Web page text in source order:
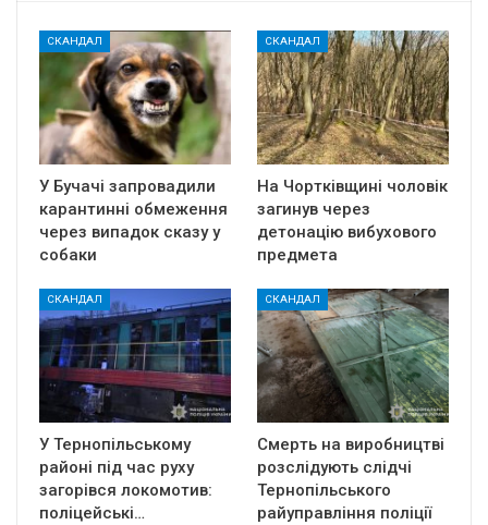
СКАНДАЛ
У Бучачі запровадили
карантинні обмеження
через випадок сказу у
собаки
СКАНДАЛ
На Чортківщині чоловік
загинув через
детонацію вибухового
предмета
СКАНДАЛ
У Тернопільському
районі під час руху
загорівся локомотив:
поліцейські…
СКАНДАЛ
Смерть на виробництві
розслідують слідчі
Тернопільського
райуправління поліції